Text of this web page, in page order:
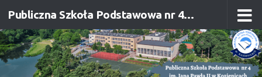
Przejdź do treści Publiczna Szkoła Podstawowa nr 4 im. Jana Pawła II w Kozienicach